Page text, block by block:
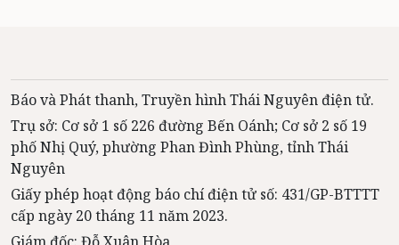
Báo và Phát thanh, Truyền hình Thái Nguyên điện tử.
Trụ sở: Cơ sở 1 số 226 đường Bến Oánh; Cơ sở 2 số 19
phố Nhị Quý, phường Phan Đình Phùng, tỉnh Thái
Nguyên
Giấy phép hoạt động báo chí điện tử số: 431/GP-BTTTT
cấp ngày 20 tháng 11 năm 2023.
Giám đốc: Đỗ Xuân Hòa